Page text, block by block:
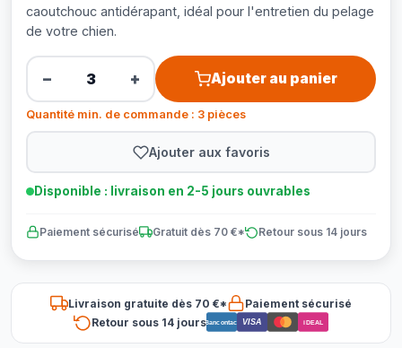
caoutchouc antidérapant, idéal pour l'entretien du pelage
de votre chien.
− + Ajouter au panier
Quantité min. de commande : 3 pièces
Ajouter aux favoris
Disponible : livraison en 2-5 jours ouvrables
Paiement sécurisé Gratuit dès 70 €* Retour sous 14 jours
Livraison gratuite dès 70 €*
Paiement sécurisé
Retour sous 14 joursBancontact VISA iDEAL